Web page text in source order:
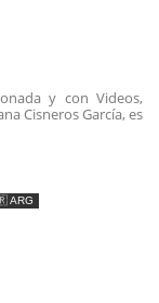
y con Videos,
Cisneros García, es
ARG